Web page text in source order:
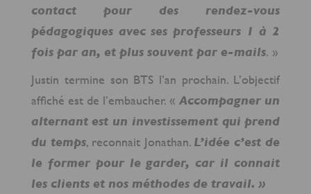
contact pour des rendez-vous
pédagogiques avec ses professeurs 1 à 2
fois par an, et plus souvent par e-mails. »
Justin termine son BTS l’an prochain. L’objectif
affiché est de l’embaucher. « Accompagner un
alternant est un investissement qui prend
du temps, reconnait Jonathan. L’idée c’est de
le former pour le garder, car il connait
les clients et nos méthodes de travail. »